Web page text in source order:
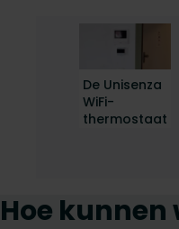
De Unisenza
WiFi-
thermostaat
Hoe kunnen